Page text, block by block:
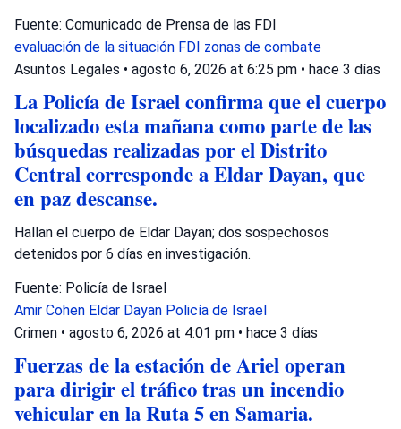
Fuente: Comunicado de Prensa de las FDI
evaluación de la situación FDI zonas de combate
Asuntos Legales • agosto 6, 2026 at 6:25 pm • hace 3 días
La Policía de Israel confirma que el cuerpo
localizado esta mañana como parte de las
búsquedas realizadas por el Distrito
Central corresponde a Eldar Dayan, que
en paz descanse.
Hallan el cuerpo de Eldar Dayan; dos sospechosos
detenidos por 6 días en investigación.
Fuente: Policía de Israel
Amir Cohen Eldar Dayan Policía de Israel
Crimen • agosto 6, 2026 at 4:01 pm • hace 3 días
Fuerzas de la estación de Ariel operan
para dirigir el tráfico tras un incendio
vehicular en la Ruta 5 en Samaria.